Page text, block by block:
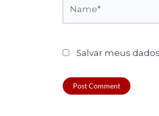
Salvar meus